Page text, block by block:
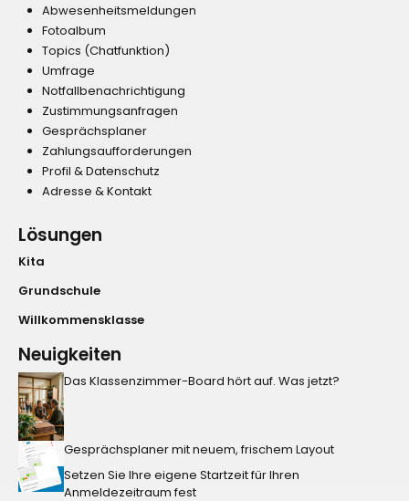
Abwesenheitsmeldungen
Fotoalbum
Topics (Chatfunktion)
Umfrage
Notfallbenachrichtigung
Zustimmungsanfragen
Gesprächsplaner
Zahlungsaufforderungen
Profil & Datenschutz
Adresse & Kontakt
Lösungen
Kita
Grundschule
Willkommensklasse
Neuigkeiten
Das Klassenzimmer-Board hört auf. Was jetzt?
Gesprächsplaner mit neuem, frischem Layout
Setzen Sie Ihre eigene Startzeit für Ihren
Anmeldezeitraum fest